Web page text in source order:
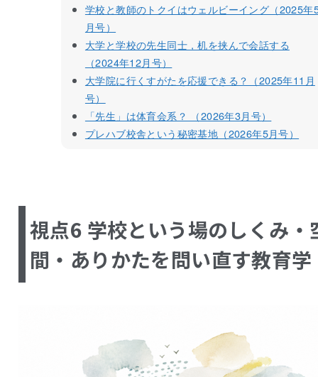
学校と教師のトクイはウェルビーイング（2025年
月号）
大学と学校の先生同士，机を挟んで会話する
（2024年12月号）
大学院に行くすがたを応援できる？（2025年11月
号）
「先生」は体育会系？ （2026年3月号）
プレハブ校舎という秘密基地（2026年5月号）
視点6 学校という場のしくみ・
間・ありかたを問い直す教育学